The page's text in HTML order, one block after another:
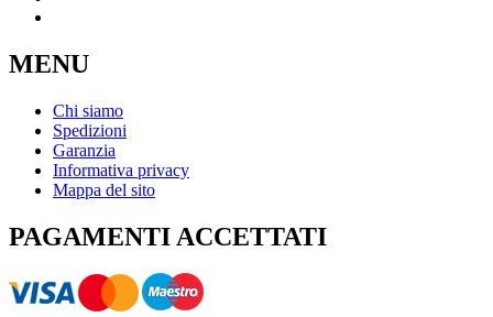
MENU
Chi siamo
Spedizioni
Garanzia
Informativa privacy
Mappa del sito
PAGAMENTI ACCETTATI